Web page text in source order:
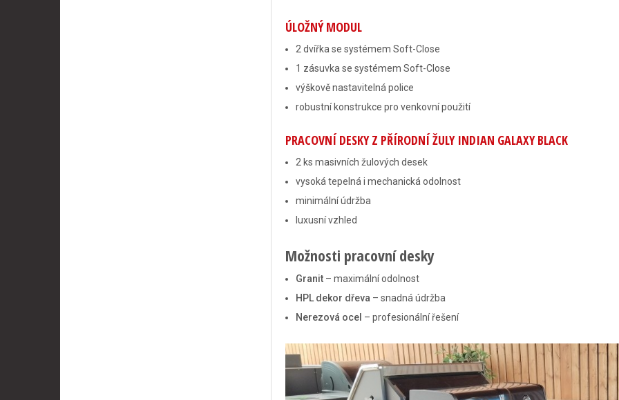
ÚLOŽNÝ MODUL
2 dvířka se systémem Soft-Close
1 zásuvka se systémem Soft-Close
výškově nastavitelná police
robustní konstrukce pro venkovní použití
PRACOVNÍ DESKY Z PŘÍRODNÍ ŽULY INDIAN GALAXY BLACK
2 ks masivních žulových desek
vysoká tepelná i mechanická odolnost
minimální údržba
luxusní vzhled
Možnosti pracovní desky
Granit – maximální odolnost
HPL dekor dřeva – snadná údržba
Nerezová ocel – profesionální řešení